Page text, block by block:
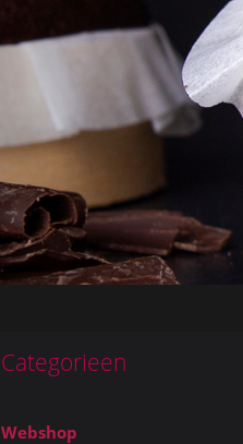
Categorieen
Webshop